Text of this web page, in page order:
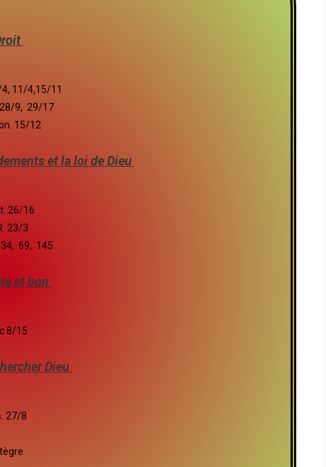
4, 11/4,15/11
9, 29/17
15/12
et la loi de Dieu
26/16
23/3
69, 145
et bon
8/15
Dieu
27/8